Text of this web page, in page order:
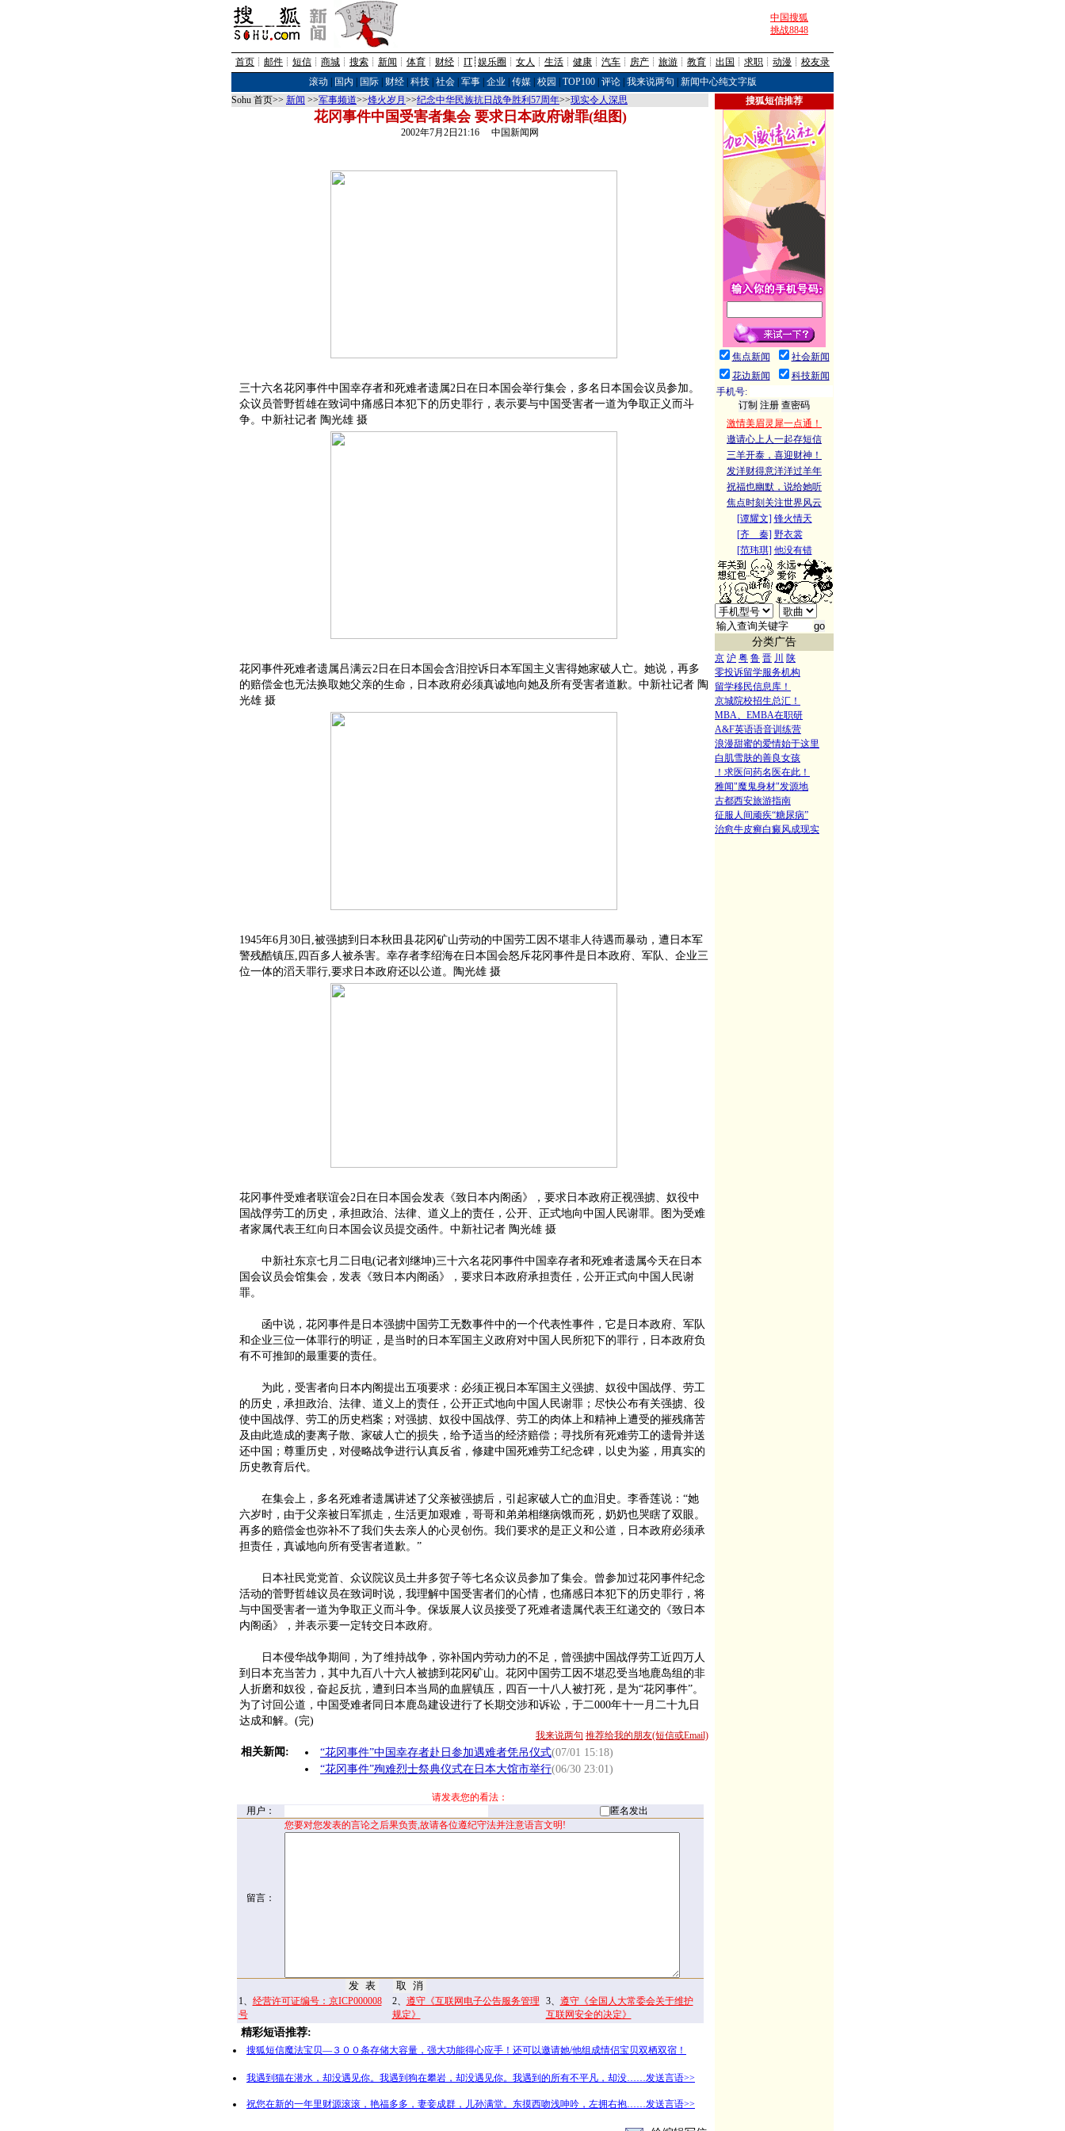
中国搜狐
挑战8848
首页 ┊ 邮件 ┊ 短信 ┊ 商城 ┊ 搜索 ┊ 新闻 ┊ 体育 ┊ 财经 ┊ IT┊ 娱乐圈 ┊ 女人 ┊ 生活 ┊ 健康 ┊ 汽车 ┊ 房产 ┊ 旅游 ┊ 教育 ┊ 出国 ┊ 求职 ┊ 动漫 ┊ 校友录
滚动
国内 国际| 财经| 科技| 社会| 军事| 企业 传媒| 校园 TOP100| 评论| 我来说两句
新闻中心纯文字版
Sohu 首页>> 新闻 >>军事频道>>烽火岁月 >>纪念中华民族抗日战争胜利57周年>>现实令人深思
花冈事件中国受害者集会 要求日本政府谢罪(组图)
2002年7月2日21:16 中国新闻网
三十六名花冈事件中国幸存者和死难者遗属2日在日本国会举行集会，多名日本国会议员参加。
众议员菅野哲雄在致词中痛感日本犯下的历史罪行，表示要与中国受害者一道为争取正义而斗
争。中新社记者 陶光雄 摄
花冈事件死难者遗属吕满云2日在日本国会含泪控诉日本军国主义害得她家破人亡。她说，再多
的赔偿金也无法换取她父亲的生命，日本政府必须真诚地向她及所有受害者道歉。中新社记者 陶
光雄 摄
1945年6月30日,被强掳到日本秋田县花冈矿山劳动的中国劳工因不堪非人待遇而暴动，遭日本军
警残酷镇压,四百多人被杀害。幸存者李绍海在日本国会怒斥花冈事件是日本政府、军队、企业三
位一体的滔天罪行,要求日本政府还以公道。陶光雄 摄
花冈事件受难者联谊会2日在日本国会发表《致日本内阁函》，要求日本政府正视强掳、奴役中
国战俘劳工的历史，承担政治、法律、道义上的责任，公开、正式地向中国人民谢罪。图为受难
者家属代表王红向日本国会议员提交函件。中新社记者 陶光雄 摄
中新社东京七月二日电(记者刘继坤)三十六名花冈事件中国幸存者和死难者遗属今天在日本
国会议员会馆集会，发表《致日本内阁函》，要求日本政府承担责任，公开正式向中国人民谢
罪。
函中说，花冈事件是日本强掳中国劳工无数事件中的一个代表性事件，它是日本政府、军队
和企业三位一体罪行的明证，是当时的日本军国主义政府对中国人民所犯下的罪行，日本政府负
有不可推卸的最重要的责任。
为此，受害者向日本内阁提出五项要求：必须正视日本军国主义强掳、奴役中国战俘、劳工
的历史，承担政治、法律、道义上的责任，公开正式地向中国人民谢罪；尽快公布有关强掳、役
使中国战俘、劳工的历史档案；对强掳、奴役中国战俘、劳工的肉体上和精神上遭受的摧残痛苦
及由此造成的妻离子散、家破人亡的损失，给予适当的经济赔偿；寻找所有死难劳工的遗骨并送
还中国；尊重历史，对侵略战争进行认真反省，修建中国死难劳工纪念碑，以史为鉴，用真实的
历史教育后代。
在集会上，多名死难者遗属讲述了父亲被强掳后，引起家破人亡的血泪史。李香莲说：“她
六岁时，由于父亲被日军抓走，生活更加艰难，哥哥和弟弟相继病饿而死，奶奶也哭瞎了双眼。
再多的赔偿金也弥补不了我们失去亲人的心灵创伤。我们要求的是正义和公道，日本政府必须承
担责任，真诚地向所有受害者道歉。”
日本社民党党首、众议院议员土井多贺子等七名众议员参加了集会。曾参加过花冈事件纪念
活动的菅野哲雄议员在致词时说，我理解中国受害者们的心情，也痛感日本犯下的历史罪行，将
与中国受害者一道为争取正义而斗争。保坂展人议员接受了死难者遗属代表王红递交的《致日本
内阁函》，并表示要一定转交日本政府。
日本侵华战争期间，为了维持战争，弥补国内劳动力的不足，曾强掳中国战俘劳工近四万人
到日本充当苦力，其中九百八十六人被掳到花冈矿山。花冈中国劳工因不堪忍受当地鹿岛组的非
人折磨和奴役，奋起反抗，遭到日本当局的血腥镇压，四百一十八人被打死，是为“花冈事件”。
为了讨回公道，中国受难者同日本鹿岛建设进行了长期交涉和诉讼，于二000年十一月二十九日
达成和解。(完)
我来说两句 推荐给我的朋友(短信或Email)
相关新闻: “花冈事件”中国幸存者赴日参加遇难者凭吊仪式(07/01 15:18)
“花冈事件”殉难烈士祭典仪式在日本大馆市举行(06/30 23:01)
请发表您的看法：
用户：
匿名发出
留言：
您要对您发表的言论之后果负责,故请各位遵纪守法并注意语言文明!
1、 经营许可证编号：京ICP000008
号
2、 遵守《互联网电子公告服务管理
规定》
3、 遵守《全国人大常委会关于维护
互联网安全的决定》
精彩短语推荐:
搜狐短信魔法宝贝—３００条存储大容量，强大功能得心应手！还可以邀请她/他组成情侣宝贝双栖双宿！
我遇到猫在潜水，却没遇见你。我遇到狗在攀岩，却没遇见你。我遇到的所有不平凡，却没……发送言语>>
祝您在新的一年里财源滚滚，艳福多多，妻妾成群，儿孙满堂。东摸西吻浅呻吟，左拥右抱……发送言语>>
搜狐短信推荐
焦点新闻
社会新闻
花边新闻
科技新闻
手机号:
激情美眉灵犀一点通！
邀请心上人一起存短信
三羊开泰，喜迎财神！
发洋财得意洋洋过羊年
祝福也幽默，说给她听
焦点时刻关注世界风云
[谭耀文] 锋火情天
[齐 秦] 野衣裳
[范玮琪] 他没有错
分类广告
京 沪 粤 鲁 晋 川
陕
零投诉留学服务机构
留学移民信息库！
京城院校招生总汇！
MBA、EMBA在职研
A&F英语语音训练营
浪漫甜蜜的爱情始于这里
白肌雪肤的善良女孩
！求医问药名医在此！
雅闻"魔鬼身材"发源地
古都西安旅游指南
征服人间顽疾“糖尿病”
治愈牛皮癣白癜风成现实